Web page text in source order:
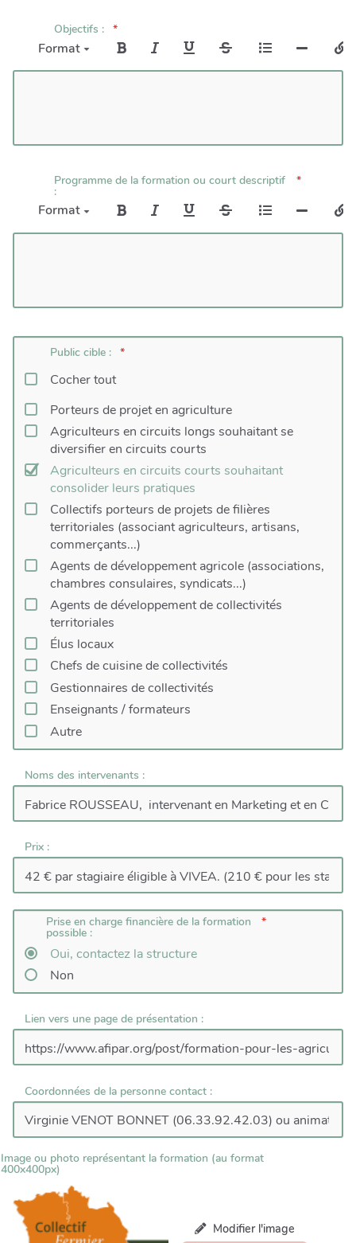
Objectifs :
Format
Programme de la formation ou court descriptif
:
Format
Public cible :
Cocher tout
Porteurs de projet en agriculture
Agriculteurs en circuits longs souhaitant se
diversifier en circuits courts
Agriculteurs en circuits courts souhaitant
consolider leurs pratiques
Collectifs porteurs de projets de filières
territoriales (associant agriculteurs, artisans,
commerçants...)
Agents de développement agricole (associations,
chambres consulaires, syndicats...)
Agents de développement de collectivités
territoriales
Élus locaux
Chefs de cuisine de collectivités
Gestionnaires de collectivités
Enseignants / formateurs
Autre
Noms des intervenants :
Prix :
Prise en charge financière de la formation
possible :
Oui, contactez la structure
Non
Lien vers une page de présentation :
Coordonnées de la personne contact :
Image ou photo représentant la formation (au format
400x400px)
Modifier l'image